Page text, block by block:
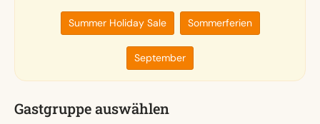
Summer Holiday Sale Sommerferien
September
Gastgruppe auswählen